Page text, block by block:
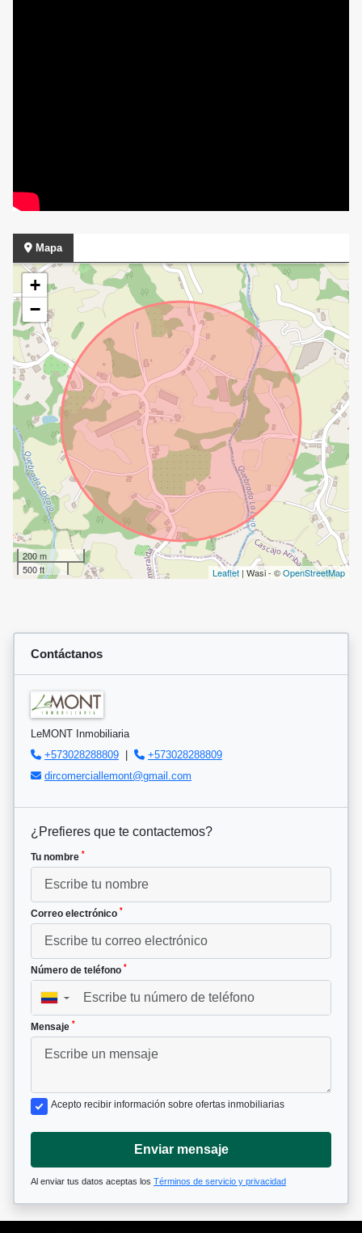
Mapa
+
−
200 m
500 ft
Leaflet | Wasi - ©OpenStreetMap
Contáctanos
LeMONT Inmobiliaria
+573028288809 |
+573028288809
dircomerciallemont@gmail.com
¿Prefieres que te contactemos?
Tu nombre *
Correo electrónico *
Número de teléfono *
▼
Mensaje *
Acepto recibir información sobre ofertas inmobiliarias
Enviar mensaje
Al enviar tus datos aceptas los Términos de servicio y privacidad